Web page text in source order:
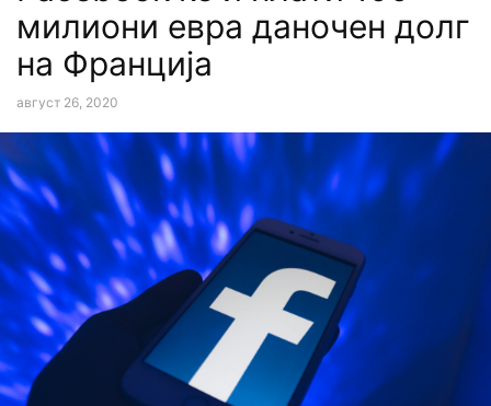
милиони евра даночен долг
на Франција
август 26, 2020